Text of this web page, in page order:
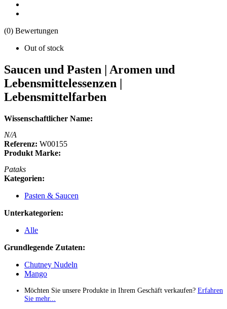
(0) Bewertungen
Out of stock
Saucen und Pasten | Aromen und
Lebensmittelessenzen |
Lebensmittelfarben
Wissenschaftlicher Name:
N/A
Referenz: W00155
Produkt Marke:
Pataks
Kategorien:
Pasten & Saucen
Unterkategorien:
Alle
Grundlegende Zutaten:
Chutney Nudeln
Mango
Möchten Sie unsere Produkte in Ihrem Geschäft verkaufen? Erfahren
Sie mehr...